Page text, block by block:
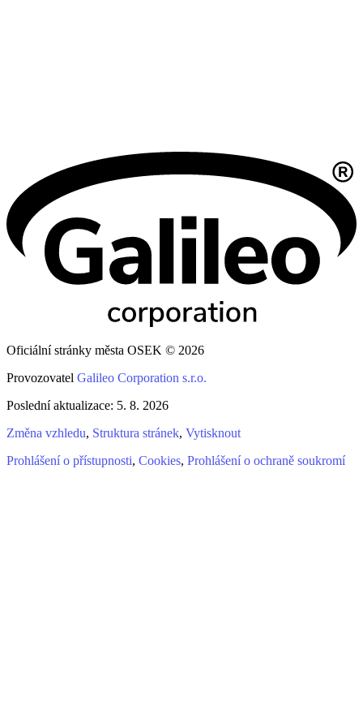
Oficiální stránky města OSEK © 2026
Provozovatel Galileo Corporation s.r.o.
Poslední aktualizace: 5. 8. 2026
Změna vzhledu, Struktura stránek, Vytisknout
Prohlášení o přístupnosti, Cookies, Prohlášení o ochraně soukromí